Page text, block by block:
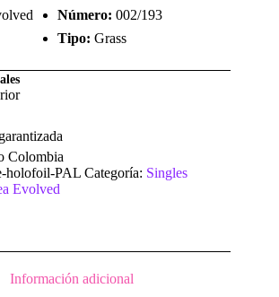
Número: 002/193
Tipo: Grass
Colombia
holofoil-PAL Categoría: Singles
Evolved
Información adicional